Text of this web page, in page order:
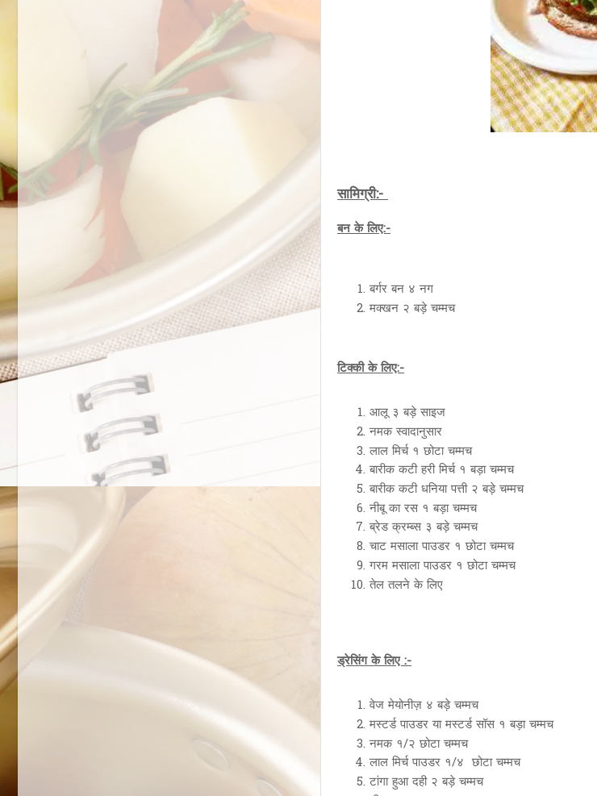
सामिग्री:-
बन के लिए:-
बर्गर बन ४ नग
मक्खन २ बड़े चम्मच
टिक्की के लिए:-
आलू ३ बड़े साइज
नमक स्वादानुसार
लाल मिर्च १ छोटा चम्मच
बारीक कटी हरी मिर्च १ बड़ा चम्मच
बारीक कटी धनिया पत्ती २ बड़े चम्मच
नीबू का रस १ बड़ा चम्मच
ब्रेड क्रम्ब्स ३ बड़े चम्मच
चाट मसाला पाउडर १ छोटा चम्मच
गरम मसाला पाउडर १ छोटा चम्मच
तेल तलने के लिए
ड्रेसिंग के लिए :-
वेज मेयोनीज़ ४ बड़े चम्मच
मस्टर्ड पाउडर या मस्टर्ड सॉस १ बड़ा चम्मच
नमक १/२ छोटा चम्मच
लाल मिर्च पाउडर १/४ छोटा चम्मच
टांगा हुआ दही २ बड़े चम्मच